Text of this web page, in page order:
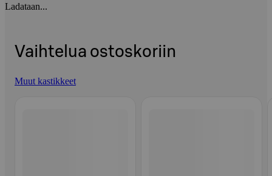
Ladataan...
Vaihtelua ostoskoriin
Muut kastikkeet